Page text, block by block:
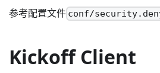
参考配置文件 conf/
Kickoff Client